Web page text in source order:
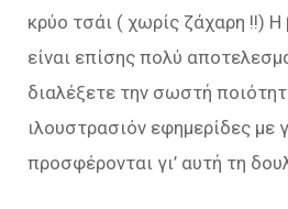
κρύο τσάι ( χωρίς ζάχαρη !!)
είναι επίσης πολύ
διαλέξετε την σωστή
ιλουστρασιόν εφημερίδες με
προσφέρονται γι’ αυτή τη